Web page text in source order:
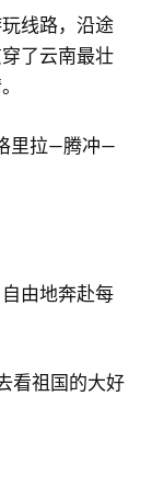
线路，沿途
了云南最壮
里拉—腾冲—
由地奔赴每
看祖国的大好